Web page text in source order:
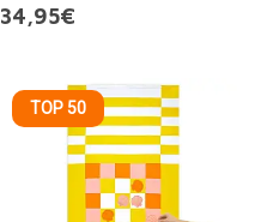
34,95€
TOP 50